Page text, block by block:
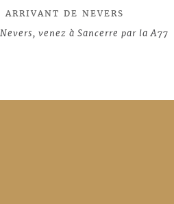
ARRIVANT DE NEVERS
venez à Sancerre par la A77